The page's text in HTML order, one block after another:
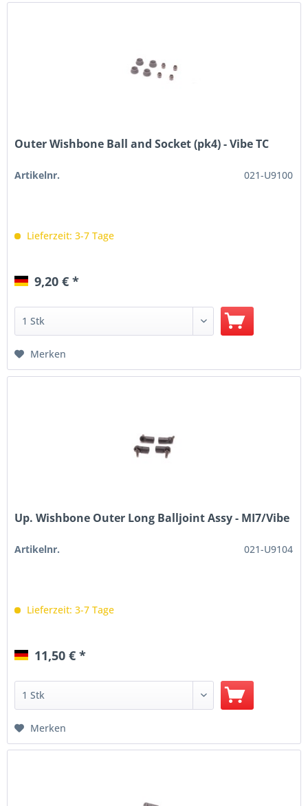
Outer Wishbone Ball and Socket (pk4) - Vibe TC
Artikelnr. 021-U9100
Lieferzeit: 3-7 Tage
9,20 € *
Merken
Up. Wishbone Outer Long Balljoint Assy - MI7/Vibe
Artikelnr. 021-U9104
Lieferzeit: 3-7 Tage
11,50 € *
Merken